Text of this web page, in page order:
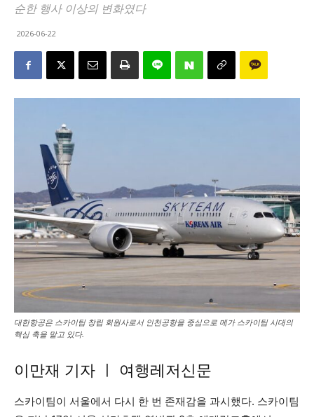
순한 행사 이상의 변화였다
2026-06-22
대한항공은 스카이팀 창립 회원사로서 인천공항을 중심으로 메가 스카이팀 시대의
핵심 축을 맡고 있다.
이만재 기자 ㅣ 여행레저신문
스카이팀이 서울에서 다시 한 번 존재감을 과시했다. 스카이팀